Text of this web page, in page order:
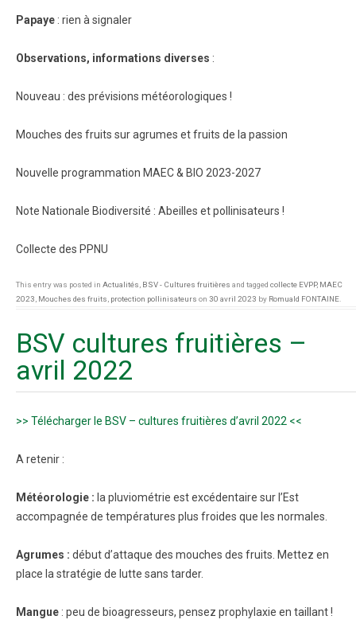
Papaye : rien à signaler
Observations, informations diverses :
Nouveau : des prévisions météorologiques !
Mouches des fruits sur agrumes et fruits de la passion
Nouvelle programmation MAEC & BIO 2023-2027
Note Nationale Biodiversité : Abeilles et pollinisateurs !
Collecte des PPNU
This entry was posted in Actualités BSV - Cultures fruitières and tagged collecte EVPP, MAEC
2023 Mouches des fruits protection pollinisateurs on 30 avril 2023 by Romuald FONTAINE
BSV cultures fruitières –
avril 2022
>> Télécharger le BSV – cultures fruitières d’avril 2022 <<
A retenir :
Météorologie : la pluviométrie est excédentaire sur l’Est
accompagnée de températures plus froides que les normales.
Agrumes : début d’attaque des mouches des fruits. Mettez en
place la stratégie de lutte sans tarder.
Mangue : peu de bioagresseurs, pensez prophylaxie en taillant !